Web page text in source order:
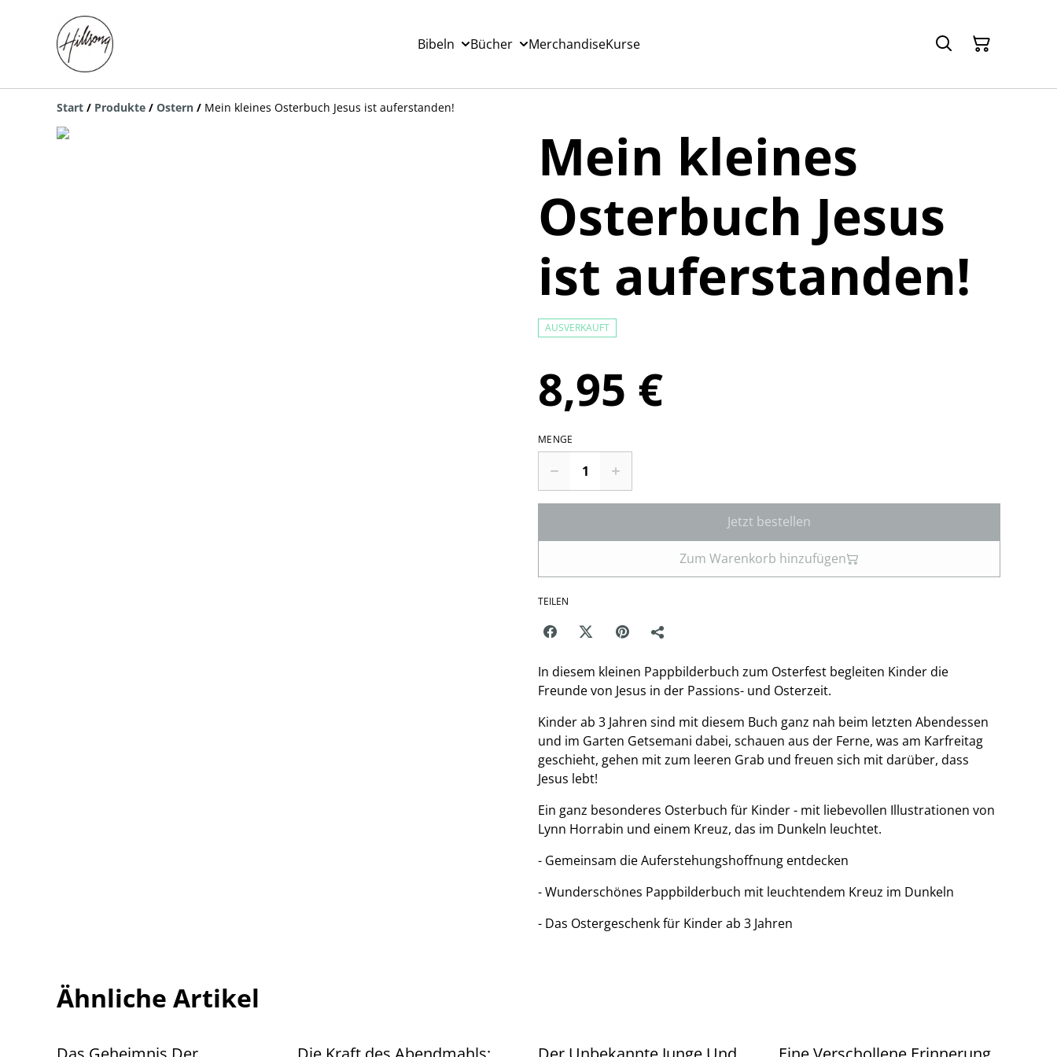
Bibeln Bücher MerchandiseKurse
Start / Produkte / Ostern / Mein kleines Osterbuch Jesus ist auferstanden!
Mein kleines
Osterbuch Jesus
ist auferstanden!
AUSVERKAUFT
8,95 €
MENGE
Jetzt bestellen
Zum Warenkorb hinzufügen
TEILEN
In diesem kleinen Pappbilderbuch zum Osterfest begleiten Kinder die
Freunde von Jesus in der Passions- und Osterzeit.
Kinder ab 3 Jahren sind mit diesem Buch ganz nah beim letzten Abendessen
und im Garten Getsemani dabei, schauen aus der Ferne, was am Karfreitag
geschieht, gehen mit zum leeren Grab und freuen sich mit darüber, dass
Jesus lebt!
Ein ganz besonderes Osterbuch für Kinder - mit liebevollen Illustrationen von
Lynn Horrabin und einem Kreuz, das im Dunkeln leuchtet.
- Gemeinsam die Auferstehungshoffnung entdecken
- Wunderschönes Pappbilderbuch mit leuchtendem Kreuz im Dunkeln
- Das Ostergeschenk für Kinder ab 3 Jahren
Ähnliche Artikel